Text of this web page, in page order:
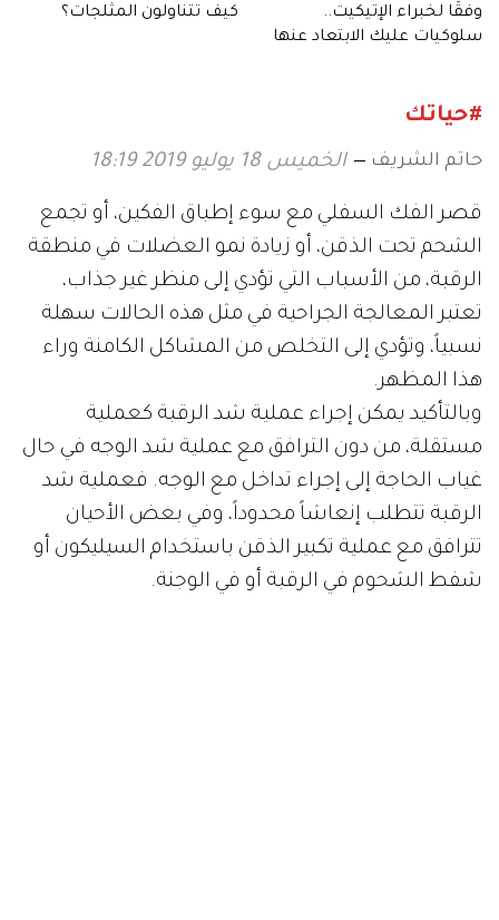
وفقًا لخبراء الإتيكيت..
سلوكيات عليك الابتعاد عنها
كيف تتناولون المثلجات؟
#حياتك
حاتم الشريف الخميس 18 يوليو 2019 18:19
قصر الفك السفلي مع سوء إطباق الفكين، أو تجمع
الشحم تحت الذقن، أو زيادة نمو العضلات في منطقة
الرقبة، من الأسباب التي تؤدي إلى منظر غير جذاب،
تعتبر المعالجة الجراحية في مثل هذه الحالات سهلة
نسبياً، وتؤدي إلى التخلص من المشاكل الكامنة وراء
هذا المظهر.
وبالتأكيد يمكن إجراء عملية شد الرقبة كعملية
مستقلة، من دون الترافق مع عملية شد الوجه في حال
غياب الحاجة إلى إجراء تداخل مع الوجه. فعملية شد
الرقبة تتطلب إنعاشاً محدوداً، وفي بعض الأحيان
تترافق مع عملية تكبير الذقن باستخدام السيليكون أو
شفط الشحوم في الرقبة أو في الوجنة.